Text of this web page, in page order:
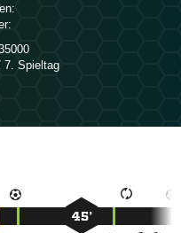
7. Spieltag
45’